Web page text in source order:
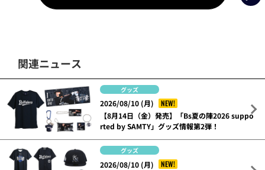
関連ニュース
グッズ
2026/08/10 (月)
NEW!
【8月14日（金）発売】「Bs夏の陣2026 suppo
rted by SAMTY」グッズ情報第2弾！
グッズ
2026/08/10 (月)
NEW!